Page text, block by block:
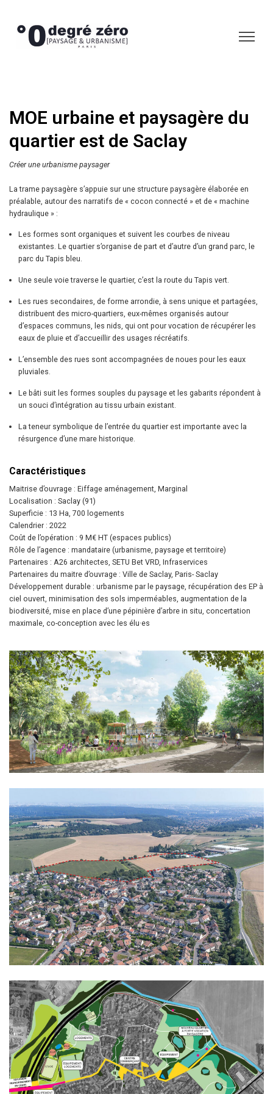
MOE urbaine et paysagère du
quartier est de Saclay
Créer une urbanisme paysager
La trame paysagère s’appuie sur une structure paysagère élaborée en
préalable, autour des narratifs de « cocon connecté » et de « machine
hydraulique » :
Les formes sont organiques et suivent les courbes de niveau
existantes. Le quartier s’organise de part et d’autre d’un grand parc, le
parc du Tapis bleu.
Une seule voie traverse le quartier, c’est la route du Tapis vert.
Les rues secondaires, de forme arrondie, à sens unique et partagées,
distribuent des micro-quartiers, eux-mêmes organisés autour
d’espaces communs, les nids, qui ont pour vocation de récupérer les
eaux de pluie et d’accueillir des usages récréatifs.
L’ensemble des rues sont accompagnées de noues pour les eaux
pluviales.
Le bâti suit les formes souples du paysage et les gabarits répondent à
un souci d’intégration au tissu urbain existant.
La teneur symbolique de l’entrée du quartier est importante avec la
résurgence d’une mare historique.
Caractéristiques
Maitrise d’ouvrage : Eiffage aménagement, Marginal
Localisation : Saclay (91)
Superficie : 13 Ha, 700 logements
Calendrier : 2022
Coût de l’opération : 9 M€ HT (espaces publics)
Rôle de l’agence : mandataire (urbanisme, paysage et territoire)
Partenaires : A26 architectes, SETU Bet VRD, Infraservices
Partenaires du maitre d’ouvrage : Ville de Saclay, Paris- Saclay
Développement durable : urbanisme par le paysage, récupération des EP à
ciel ouvert, minimisation des sols imperméables, augmentation de la
biodiversité, mise en place d’une pépinière d’arbre in situ, concertation
maximale, co-conception avec les élu·es